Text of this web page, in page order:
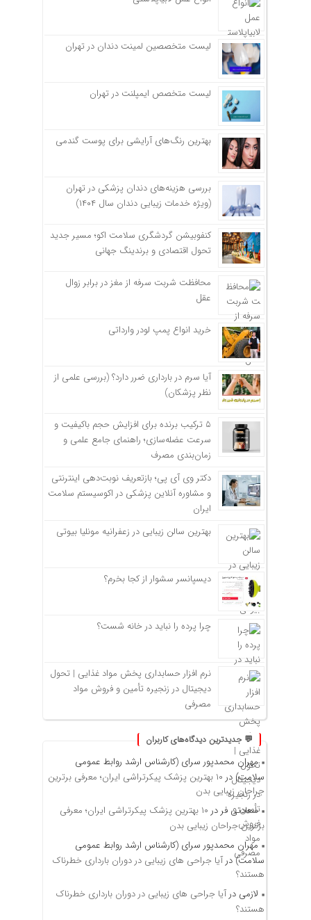
لیست متخصصین لمینت دندان در تهران
لیست متخصص ایمپلنت در تهران
بهترین رنگ‌های آرایشی برای پوست گندمی
بررسی هزینه‌های دندان پزشکی در تهران
(ویژه خدمات زیبایی دندان سال ۱۴۰۴)
کنفوبیشن گردشگری سلامت اکو؛ مسیر جدید
تحول اقتصادی و برندینگ جهانی
محافظت شربت سرفه از مغز در برابر زوال
عقل
خرید انواع پمپ لودر وارداتی
آیا سرم در بارداری ضرر دارد؟ (بررسی علمی از
نظر پزشکان)
۵ ترکیب برنده برای افزایش حجم باکیفیت و
سرعت عضله‌سازی؛ راهنمای جامع علمی و
زمان‌بندی مصرف
دکتر وی آی پی؛ بازتعریف نوبت‌دهی اینترنتی
و مشاوره آنلاین پزشکی در اکوسیستم سلامت
ایران
بهترین سالن زیبایی در زعفرانیه مونلیا بیوتی
دیسپانسر سشوار از کجا بخرم؟
چرا پرده را نباید در خانه شست؟
نرم افزار حسابداری پخش مواد غذایی | تحول
دیجیتال در زنجیره تأمین و فروش مواد
مصرفی
💬 جدیدترین دیدگاه‌های کاربران
مهران محمدپور سرای (کارشناس ارشد روابط عمومی
سلامت)در
۱۰ بهترین پزشک پیکرتراشی ایران؛ معرفی برترین
جراحان زیبایی بدن
سعادتی فر در
۱۰ بهترین پزشک پیکرتراشی ایران؛ معرفی
برترین جراحان زیبایی بدن
مهران محمدپور سرای (کارشناس ارشد روابط عمومی
سلامت)در آیا جراحی های زیبایی در دوران بارداری خطرناک
هستند؟
لازمی در آیا جراحی های زیبایی در دوران بارداری خطرناک
هستند؟